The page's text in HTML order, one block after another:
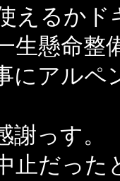
えるか
生懸命整
にアルペ
謝っす。
止だった